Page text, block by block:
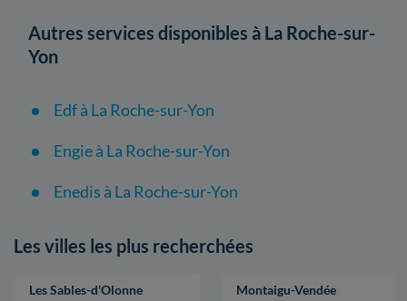
Autres services disponibles à La Roche-sur-
Yon
Edf à La Roche-sur-Yon
Engie à La Roche-sur-Yon
Enedis à La Roche-sur-Yon
Les villes les plus recherchées
Les Sables-d'Olonne Montaigu-Vendée